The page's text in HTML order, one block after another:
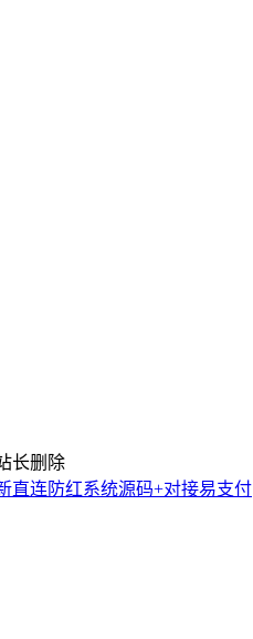
长删除
直连防红系统源码+对接易支付